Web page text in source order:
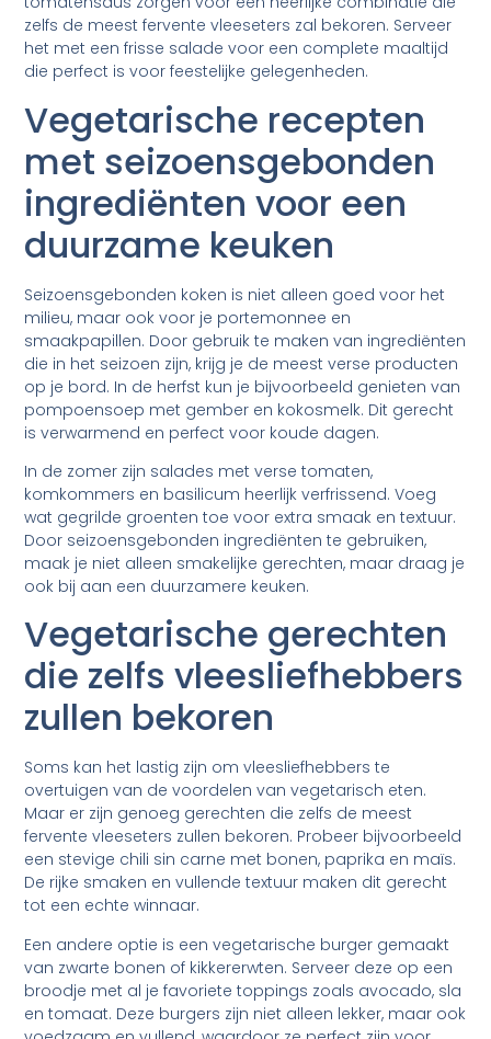
zelfs de meest fervente vleeseters zal bekoren. Serveer
het met een frisse salade voor een complete maaltijd
die perfect is voor feestelijke gelegenheden.
Vegetarische recepten
met seizoensgebonden
ingrediënten voor een
duurzame keuken
Seizoensgebonden koken is niet alleen goed voor het
milieu, maar ook voor je portemonnee en
smaakpapillen. Door gebruik te maken van ingrediënten
die in het seizoen zijn, krijg je de meest verse producten
op je bord. In de herfst kun je bijvoorbeeld genieten van
pompoensoep met gember en kokosmelk. Dit gerecht
is verwarmend en perfect voor koude dagen.
In de zomer zijn salades met verse tomaten,
komkommers en basilicum heerlijk verfrissend. Voeg
wat gegrilde groenten toe voor extra smaak en textuur.
Door seizoensgebonden ingrediënten te gebruiken,
maak je niet alleen smakelijke gerechten, maar draag je
ook bij aan een duurzamere keuken.
Vegetarische gerechten
die zelfs vleesliefhebbers
zullen bekoren
Soms kan het lastig zijn om vleesliefhebbers te
overtuigen van de voordelen van vegetarisch eten.
Maar er zijn genoeg gerechten die zelfs de meest
fervente vleeseters zullen bekoren. Probeer bijvoorbeeld
een stevige chili sin carne met bonen, paprika en maïs.
De rijke smaken en vullende textuur maken dit gerecht
tot een echte winnaar.
Een andere optie is een vegetarische burger gemaakt
van zwarte bonen of kikkererwten. Serveer deze op een
broodje met al je favoriete toppings zoals avocado, sla
en tomaat. Deze burgers zijn niet alleen lekker, maar ook